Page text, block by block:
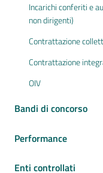
Incarichi conferiti e
non dirigenti)
Contrattazione
Contrattazione
OIV
Bandi di concorso
Performance
Enti controllati